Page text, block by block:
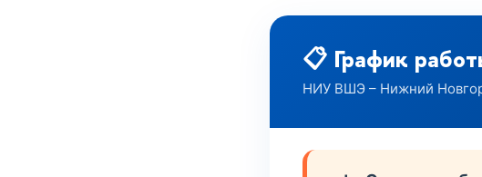
📋 График
НИУ ВШЭ – Нижний